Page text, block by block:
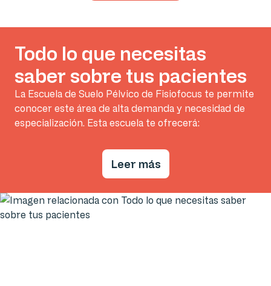
Todo lo que necesitas
saber sobre tus pacientes
La Escuela de Suelo Pélvico de Fisiofocus te permite
conocer este área de alta demanda y necesidad de
especialización. Esta escuela te ofrecerá:
Leer más